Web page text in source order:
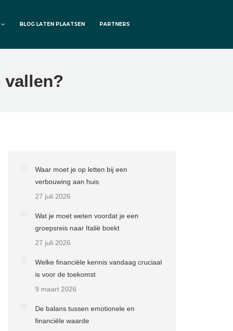
BLOG LATEN PLAATSEN PARTNERS
vallen?
Waar moet je op letten bij een
verbouwing aan huis
27 juli 2026
Wat je moet weten voordat je een
groepsreis naar Italië boekt
27 juli 2026
Welke financiële kennis vandaag cruciaal
is voor de toekomst
9 maart 2026
De balans tussen emotionele en
financiële waarde